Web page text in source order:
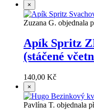
×
Zuzana G. objednala
Apík Spritz
(stáčené
140,00 Kč
×
Pavlína T. objednala